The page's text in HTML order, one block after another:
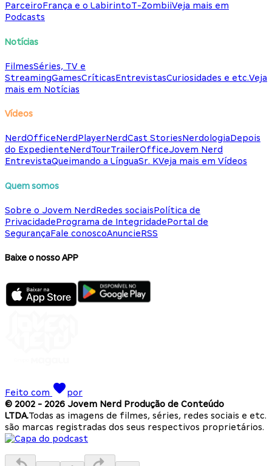
ParceiroFrança e o LabirintoT-ZombiiVeja mais em
Podcasts
Notícias
FilmesSéries, TV e
StreamingGamesCríticasEntrevistasCuriosidades e etc.Veja
mais em Notícias
Vídeos
NerdOfficeNerdPlayerNerdCast StoriesNerdologiaDepois
do ExpedienteNerdTourTrailerOfficeJovem Nerd
EntrevistaQueimando a LínguaSr. KVeja mais em Vídeos
Quem somos
Sobre o Jovem NerdRedes sociaisPolítica de
PrivacidadePrograma de IntegridadePortal de
SegurançaFale conoscoAnuncieRSS
Baixe o nosso APP
Feito com
por
© 2002 - 2026 Jovem Nerd Produção de Conteúdo
LTDA.Todas as imagens de filmes, séries, redes sociais e etc.
são marcas registradas dos seus respectivos proprietários.